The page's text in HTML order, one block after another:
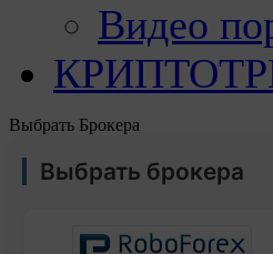
Видео
Выбрать Брокера
Выбрать брокера